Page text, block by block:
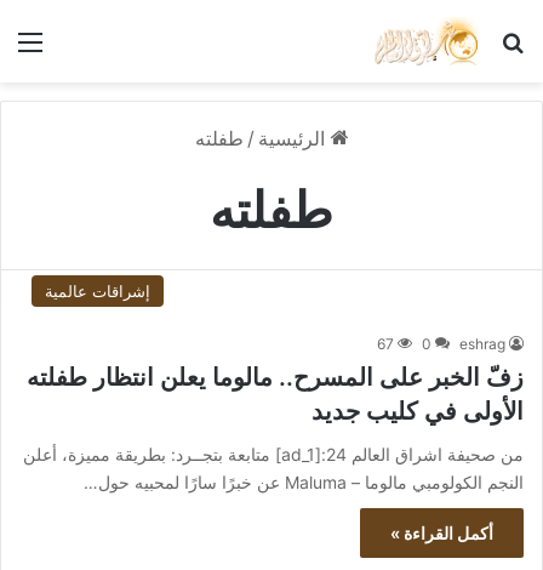
بحث عن
الرئيسية / طفلته
طفلته
إشراقات عالمية
eshrag
0
67
زفّ الخبر على المسرح.. مالوما يعلن انتظار طفلته
الأولى في كليب جديد
من صحيفة اشراق العالم 24:[ad_1] متابعة بتجــرد: بطريقة مميزة، أعلن
النجم الكولومبي مالوما – Maluma عن خبرًا سارًا لمحبيه حول…
أكمل القراءة »